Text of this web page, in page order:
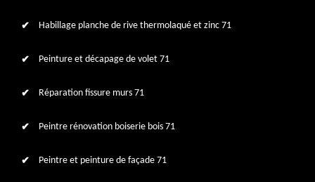
Habillage planche de rive thermolaqué et zinc 71
Peinture et décapage de volet 71
Réparation fissure murs 71
Peintre rénovation boiserie bois 71
Peintre et peinture de façade 71